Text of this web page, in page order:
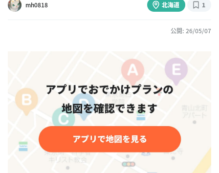
mh0818
北海道 1
公開: 26/05/07